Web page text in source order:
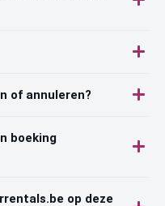
of annuleren?
boeking
op deze